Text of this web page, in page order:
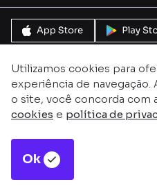
Utilizamos cookies para
experiência de navegação.
o site, você concorda com
cookies e política de
Ok
Este site é protegido pelo
Privacidadee